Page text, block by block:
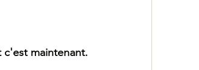
c'est maintenant.